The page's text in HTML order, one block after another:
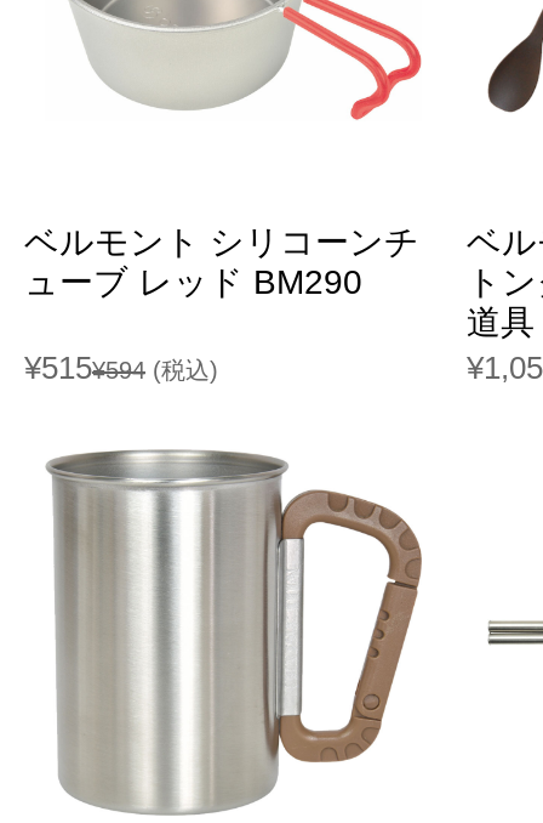
ベルモント シリコーンチ
ューブ レッド BM290
¥515¥594 (税込)
ベ
ト
道